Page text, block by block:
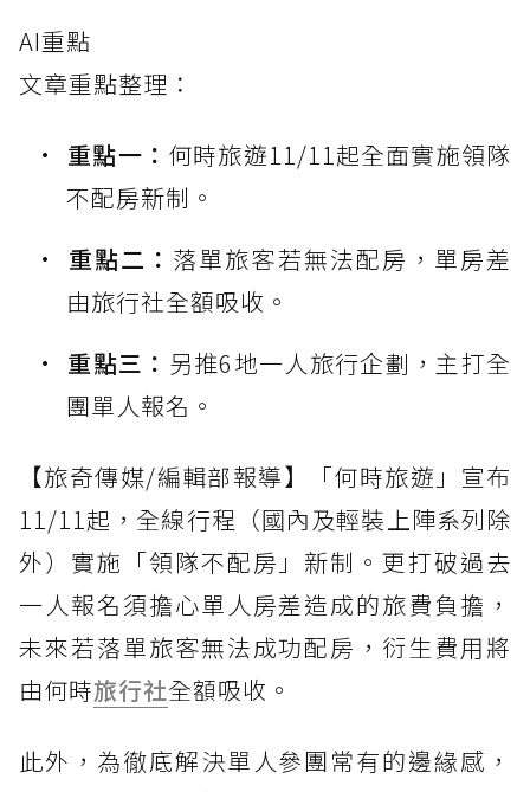
AI重點
文章重點整理：
重點一： 何時旅遊11/11起全面實施領隊
不配房新制。
重點二： 落單旅客若無法配房，單房差
由旅行社全額吸收。
重點三： 另推6地一人旅行企劃，主打全
團單人報名。
【旅奇傳媒/編輯部報導】「何時旅遊」宣布
11/11起，全線行程（國內及輕裝上陣系列除
外）實施「領隊不配房」新制。更打破過去
一人報名須擔心單人房差造成的旅費負擔，
未來若落單旅客無法成功配房，衍生費用將
由何時旅行社全額吸收。
此外，為徹底解決單人參團常有的邊緣感，